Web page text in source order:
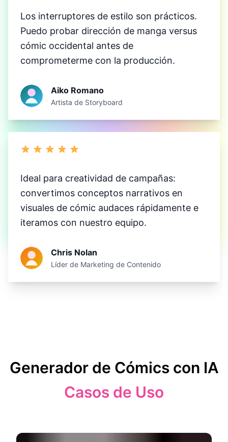
Los interruptores de estilo son prácticos.
Puedo probar dirección de manga versus
cómic occidental antes de
comprometerme con la producción.
Aiko Romano
Artista de Storyboard
Ideal para creatividad de campañas:
convertimos conceptos narrativos en
visuales de cómic audaces rápidamente e
iteramos con nuestro equipo.
Chris Nolan
Líder de Marketing de Contenido
Generador de Cómics con IA
Casos de Uso